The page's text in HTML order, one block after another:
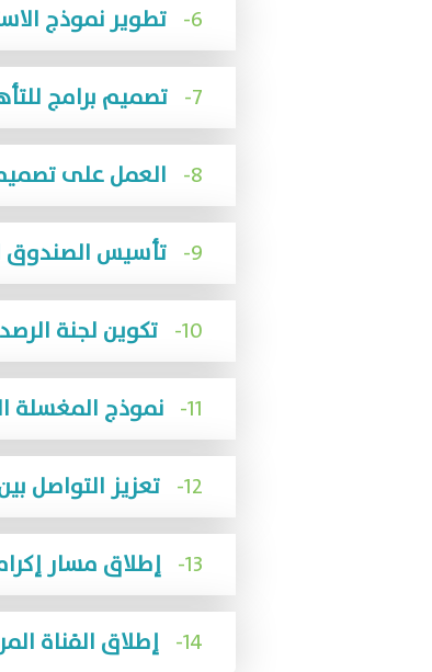
6- تطوير نموذج الاستدامة المالية للمؤسسة
7- تصميم برامج للتأهيل والتدريب
8-
9- تأسيس الصندوق الوقفي لدعم قطاع إكرام الموتى
10- تكوين لجنة الرصد والاعتناء بالمقابر
11- نموذج المغسلة الحديثة
12- تعزيز التواصل بين المؤثرين في قطاع اكرام الموتى
13- إطلاق مسار إكرام الموتى بمنصة جود إكرام
14- إطلاق القناة المرئية التوعوية